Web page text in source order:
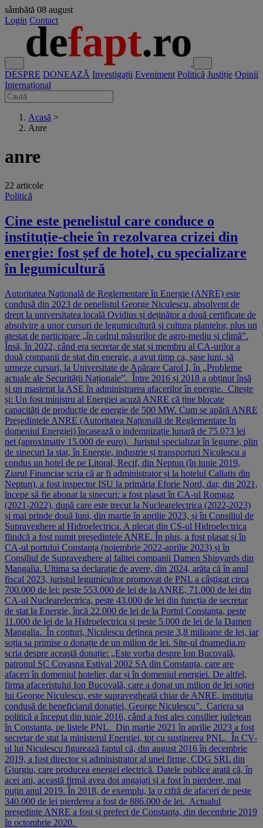
sâmbătă 08 august
Login Contact
DESPRE DONEAZĂ Investigații Eveniment Politică Justiție Opinii
Internațional
Acasă >
Anre
anre
22 articole
Politică
Cine este penelistul care conduce o
instituție-cheie în rezolvarea crizei din
energie: fost șef de hotel, cu specializare
în legumicultură
Autoritatea Națională de Reglementare în Energie (ANRE) este
condusă din 2023 de penelistul George Niculescu, absolvent de
drept la universitatea locală Ovidius și deținător a două certificate de
absolvire a unor cursuri de legumicultură și cultura plantelor, plus un
atestat de participare „în cadrul măsurilor de agro-mediu și climă”.
Însă, în 2022, când era secretar de stat și membru al CA-urilor a
două companii de stat din energie, a avut timp ca, șase luni, să
urmeze cursuri, la Universitate de Apărare Carol I, în „Probleme
actuale ale Securității Naționale”. Între 2016 și 2018 a obținut însă
și un masterat la ASE în administrarea afacerilor în energie. Citește
și: Un fost ministru al Energiei acuză ANRE că ține blocate
capacități de producție de energie de 500 MW. Cum se apără ANRE
Președintele ANRE (Autoritatea Națională de Reglementare în
domeniul Energiei) încasează o indemnizație lunară de 75.073 lei
net (aproximativ 15.000 de euro). Juristul specializat în legume, plin
de sinecuri la stat, în Energie, industrie și transporturi Niculescu a
condus un hotel de pe Litoral, Recif, din Neptun (în iunie 2019,
Ziarul Financiar scria că ar fi administrator și la hotelul Callatis din
Neptun), a fost inspector ISU la primăria Eforie Nord, dar, din 2021,
începe să fie abonat la sinecuri: a fost plasat în CA-ul Romgaz
(2021-2022), după care este trecut la Nuclearelectrica (2022-2023)
și mai prinde două luni, din martie în aprilie 2023, și în Consiliul de
Supraveghere al Hidroelectrica. A plecat din CS-ul Hidroelectrica
fiindcă a fost numit președintele ANRE. În plus, a fost plasat și în
CA-ul portului Constanța (noiembrie 2022-aprilie 2023) și în
Consiliul de Supraveghere al falitei companii Damen Shipyards din
Mangalia. Ultima sa declarație de avere, din 2024, arăta că în anul
fiscal 2023, juristul legumicultor promovat de PNL a câștigat circa
700.000 de lei: peste 553.000 de lei de la ANRE, 71.000 de lei din
CA-ul Nuclearelectrica, peste 43.000 de lei din funcția de secretar
de stat la Energie, încă 22.000 de lei de la Portul Constanța, peste
11.000 de lei de la Hidroelectrica și peste 5.000 de lei de la Damen
Mangalia. În conturi, Niculescu deținea peste 3,8 milioane de lei, iar
soția sa primise o donație de un milion de lei. Site-ul dnamedia.ro
scria despre această donație: „Este vorba despre Ion Bucovală,
patronul SC Covasna Estival 2002 SA din Constanța, care are
afaceri în domeniul hotelier, dar și în domeniul energiei. De altfel,
firma afaceristului Ion Bucovală, care a donat un milion de lei soției
lui George Niculescu, este supravegheată chiar de ANRE, instituția
condusă de beneficiarul donației, George Niculescu”. Cariera sa
politică a început din iunie 2016, când a fost ales consilier județean
în Constanța, pe listele PNL. Din martie 2021 în aprilie 2023 a fost
secretar de stat la ministerul Energiei, tot cu susținerea PNL. În CV-
ul lui Niculescu figurează faptul că, din august 2016 în decembrie
2019, a fost director și administrator al unei firme, CDG SRL din
Giurgiu, care producea energei electrică. Datele publice arată că, în
acei ani, această firmă avea doi angajați și a fost în pierdere, mai
puțin anul 2019. În 2018, de exemplu, la o cifră de afaceri de peste
340.000 de lei pierderea a fost de 886.000 de lei. Actualul
președinte ANRE a fost și prefect de Constanța, din decembrie 2019
în octombrie 2020.